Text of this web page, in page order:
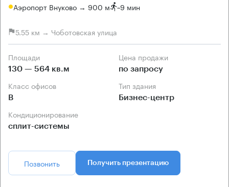
Аэропорт Внуково → 900 м ~9 мин
5.55 км → Чоботовская улица
Площади
130 — 564 кв.м
Цена продажи
по запросу
Класс офисов
B
Тип здания
Бизнес-центр
Кондиционирование
сплит-системы
Позвонить Получить презентацию